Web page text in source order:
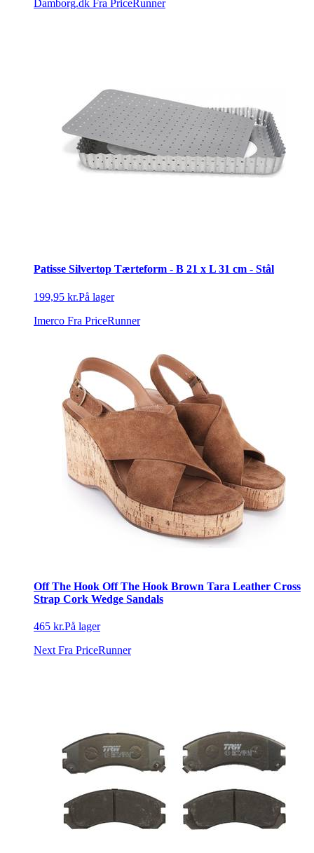
Damborg.dk Fra PriceRunner
Patisse Silvertop Tærteform - B 21 x L 31 cm - Stål
199,95 kr.På lager
Imerco Fra PriceRunner
Off The Hook Off The Hook Brown Tara Leather Cross
Strap Cork Wedge Sandals
465 kr.På lager
Next Fra PriceRunner